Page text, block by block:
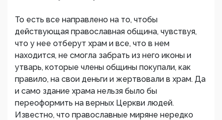
То есть все направлено на то, чтобы
действующая православная община, чувствуя,
что у нее отберут храм и все, что в нем
находится, не смогла забрать из него иконы и
утварь, которые члены общины покупали, как
правило, на свои деньги и жертвовали в храм. Да
и само здание храма нельзя было бы
переоформить на верных Церкви людей.
Известно, что православные миряне нередко